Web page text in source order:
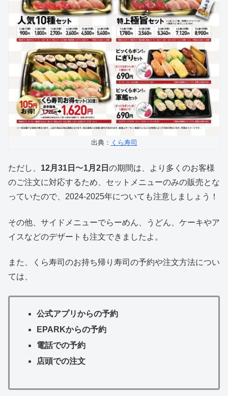
出典： くら寿司
ただし、 12月31日 〜1月2日 の期間は、より多くのお客様
のご注文に対応するため、セットメニューのみの販売とな
っていたので、2024-2025年についても注意しましょう！
その他、サイドメニューでらーめん、うどん、ケーキやア
イスなどのデザートも注文できましたよ。
また、くら寿司のお持ち帰り寿司の予約や注文方法につい
ては、
公式アプリからの予約
EPARKからの予約
電話での予約
店頭での注文